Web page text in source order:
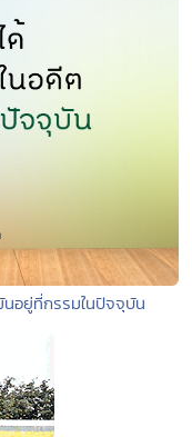
นอยู่ที่กรรมในปัจจุบัน